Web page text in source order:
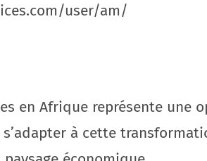
user/am/
en Afrique représente une
à cette